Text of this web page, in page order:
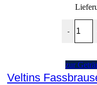
-
Sinalco
zur
Veltins